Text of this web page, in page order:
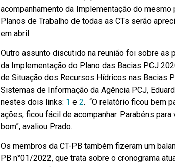
acompanhamento da Implementação do
Planos de Trabalho de todas as CTs serão
em abril.
Outro assunto discutido na reunião foi sobre as
da Implementação do Plano das Bacias PCJ
de Situação dos Recursos Hídricos nas Bacias
Sistemas de Informação da Agência PCJ,
nestes dois links: 1 e 2. “O relatório ficou bem
ações, ficou fácil de acompanhar. Parabéns
bom”, avaliou Prado.
Os membros da CT-PB também fizeram um
PB n°01/2022, que trata sobre o cronograma